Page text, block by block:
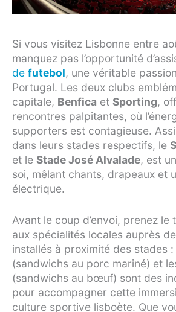
Si vous visitez Lisbonne entre
manquez pas l’opportunité
de futebol, une véritable
Portugal. Les deux clubs
capitale, Benfica et Sporting,
rencontres palpitantes, où
supporters est contagieuse.
dans leurs stades respectifs, le
et le Stade José Alvalade, est
soi, mêlant chants, drapeaux et
électrique.
Avant le coup d’envoi, prenez le
aux spécialités locales auprès
installés à proximité des stades :
(sandwichs au porc mariné) et
(sandwichs au bœuf) sont des
pour accompagner cette
culture sportive lisboète. Que